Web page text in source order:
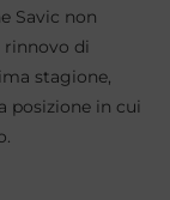
Savic non
rinnovo di
stagione,
posizione in cui